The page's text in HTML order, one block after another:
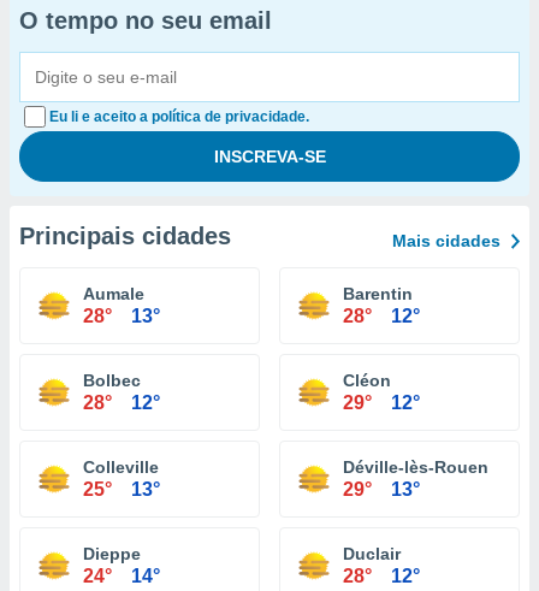
O tempo no seu email
Eu li e aceito a política de privacidade.
Principais cidades Mais cidades
Aumale
28° 13°
Barentin
28° 12°
Bolbec
28° 12°
Cléon
29° 12°
Colleville
25° 13°
Déville-lès-Rouen
29° 13°
Dieppe
24° 14°
Duclair
28° 12°